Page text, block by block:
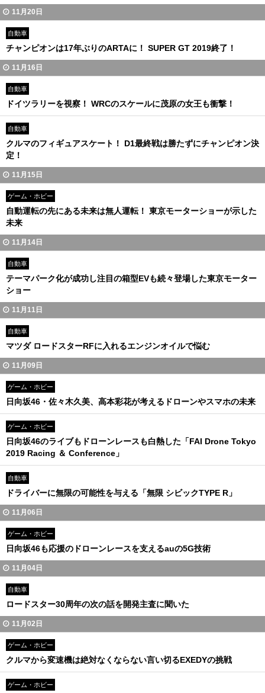
11月20日
自動車
チャンピオンは17年ぶりのARTAに！ SUPER GT 2019終了！
11月16日
自動車
ドイツラリーを視察！ WRCのスケールに茂原の女王も衝撃！
自動車
クルマのフィギュアスケート！ D1最終戦は勝たずにチャンピオン決
定！
11月15日
ゲーム・ホビー
自動運転の先にある未来は無人運転！ 東京モーターショーが示した
未来
11月14日
自動車
テーマパーク化が成功し注目の箱型EVも続々登場した東京モーター
ショー
11月11日
自動車
マツダ ロードスターRFに入れるエンジンオイルで悩む
11月09日
ゲーム・ホビー
日向坂46・佐々木久美、高本彩花が考えるドローンやスマホの未来
ゲーム・ホビー
日向坂46のライブもドローンレースも白熱した「FAI Drone Tokyo
2019 Racing ＆ Conference」
自動車
ドライバーに無限の可能性を与える「無限 シビックTYPE R」
11月06日
ゲーム・ホビー
日向坂46も応援のドローンレースを支えるauの5G技術
11月04日
自動車
ロードスター30周年の次の話を開発主査に聞いた
11月02日
ゲーム・ホビー
クルマから変速機は絶対なくならない言い切るEXEDYの挑戦
ゲーム・ホビー